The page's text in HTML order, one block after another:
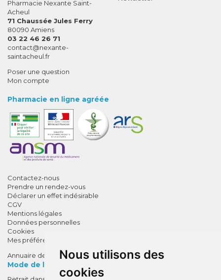
Nous utilisons des
cookies
Pharmacie Nexante Saint-
Acheul
71 Chaussée Jules Ferry
80090 Amiens
03 22 46 26 71
contact-
@-
nexante-
saintacheul.fr
Poser une question
Mon compte
Pharmacie en ligne agréée
Contactez-nous
Prendre un rendez-vous
Déclarer un effet indésirable
CGV
Mentions légales
Données personnelles
Cookies
Mes préférences Cookies
Annuaire des pharmacies
Mode de livraison